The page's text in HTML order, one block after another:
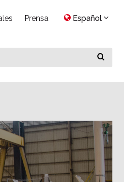
Prensa Español